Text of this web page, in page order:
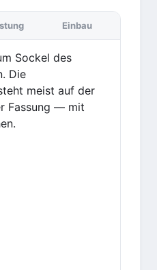
Einbau
Sockel des
Die
meist auf der
Fassung — mit